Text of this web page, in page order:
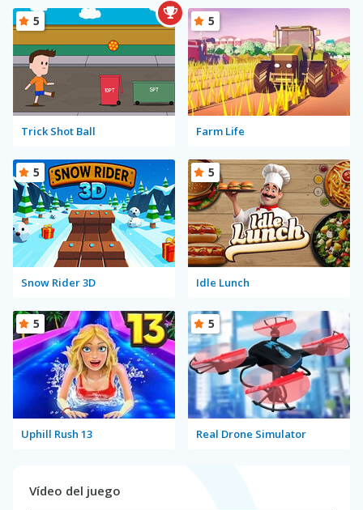
Trick Shot Ball
5
Farm Life
5
Snow Rider 3D
5
Idle Lunch
5
Uphill Rush 13
5
Real Drone Simulator
5
Vídeo del juego